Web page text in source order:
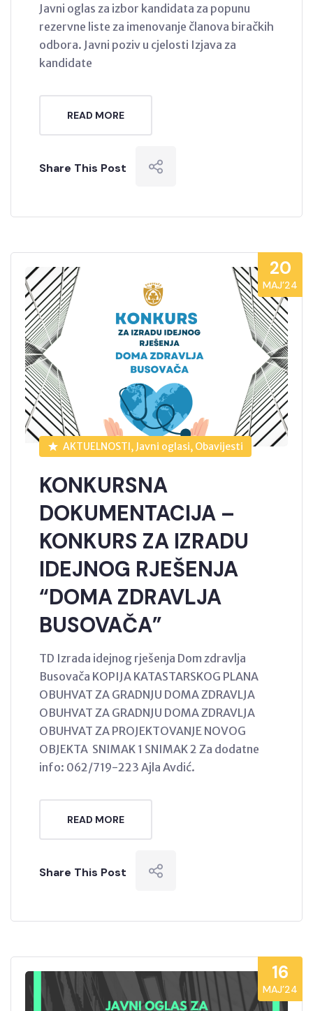
Javni oglas za izbor kandidata za popunu
rezervne liste za imenovanje članova biračkih
odbora. Javni poziv u cjelosti Izjava za
kandidate
READ MORE
Share This Post
20
MAJ’24
AKTUELNOSTI, Javni oglasi, Obavijesti
KONKURSNA
DOKUMENTACIJA –
KONKURS ZA IZRADU
IDEJNOG RJEŠENJA
“DOMA ZDRAVLJA
BUSOVAČA”
TD Izrada idejnog rješenja Dom zdravlja
Busovača KOPIJA KATASTARSKOG PLANA
OBUHVAT ZA GRADNJU DOMA ZDRAVLJA
OBUHVAT ZA GRADNJU DOMA ZDRAVLJA
OBUHVAT ZA PROJEKTOVANJE NOVOG
OBJEKTA SNIMAK 1 SNIMAK 2 Za dodatne
info: 062/719-223 Ajla Avdić.
READ MORE
Share This Post
16
MAJ’24